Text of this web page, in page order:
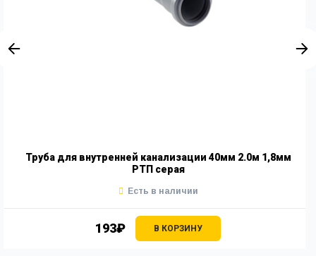
Труба для внутренней канализации 40мм 2.0м 1,8мм
РТП серая
193₽ В КОРЗИНУ
Есть в наличии